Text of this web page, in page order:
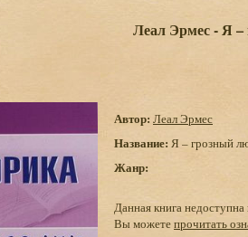
Леал Эрмес - Я
Автор: Леал Эрмес
Название: Я – грозный
Жанр:
Данная книга
Вы можетепрочитать